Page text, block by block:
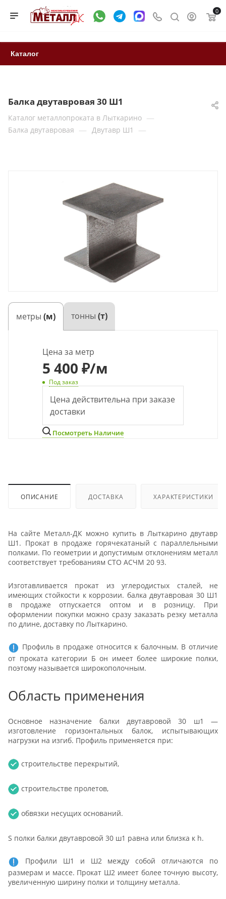
0
Каталог
Балка двутавровая 30 Ш1
Каталог металлопроката в Лыткарино —
Балка двутавровая — Двутавр Ш1 —
метры (м) тонны (т)
Цена за метр
5 400 ₽/м
Под заказ
Цена действительна при заказе
доставки
Посмотреть Наличие
ОПИСАНИЕ ДОСТАВКА ХАРАКТЕРИСТИКИ
На сайте Металл-ДК можно купить в Лыткарино двутавр
Ш1. Прокат в продаже горячекатаный с параллельными
полками. По геометрии и допустимым отклонениям металл
соответствует требованиям СТО АСЧМ 20 93.
Изготавливается прокат из углеродистых сталей, не
имеющих стойкости к коррозии. балка двутавровая 30 Ш1
в продаже отпускается оптом и в розницу. При
оформлении покупки можно сразу заказать резку металла
по длине, доставку по Лыткарино.
Профиль в продаже относится к балочным. В отличие
от проката категории Б он имеет более широкие полки,
поэтому называется широкополочным.
Область применения
Основное назначение балки двутавровой 30 ш1 —
изготовление горизонтальных балок, испытывающих
нагрузки на изгиб. Профиль применяется при:
строительстве перекрытий,
строительстве пролетов,
обвязки несущих оснований.
S полки балки двутавровой 30 ш1 равна или близка к h.
Профили Ш1 и Ш2 между собой отличаются по
размерам и массе. Прокат Ш2 имеет более точную высоту,
увеличенную ширину полки и толщину металла.